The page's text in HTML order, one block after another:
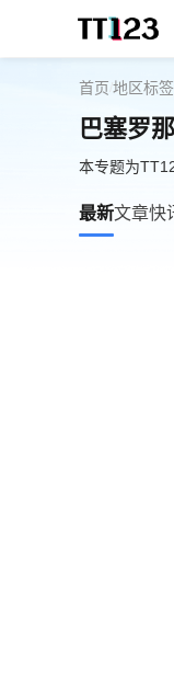
首页 地区标签
巴塞罗那
本专题为
最新文章快